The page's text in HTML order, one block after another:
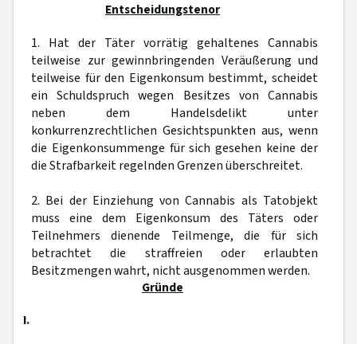
Entscheidungstenor
1. Hat der Täter vorrätig gehaltenes Cannabis
teilweise zur gewinnbringenden Veräußerung und
teilweise für den Eigenkonsum bestimmt, scheidet
ein Schuldspruch wegen Besitzes von Cannabis
neben dem Handelsdelikt unter
konkurrenzrechtlichen Gesichtspunkten aus, wenn
die Eigenkonsummenge für sich gesehen keine der
die Strafbarkeit regelnden Grenzen überschreitet.
2. Bei der Einziehung von Cannabis als Tatobjekt
muss eine dem Eigenkonsum des Täters oder
Teilnehmers dienende Teilmenge, die für sich
betrachtet die straffreien oder erlaubten
Besitzmengen wahrt, nicht ausgenommen werden.
Gründe
I.